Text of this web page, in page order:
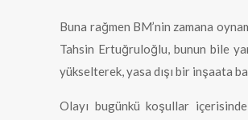
Buna rağmen BM’nin zamana
Tahsin Ertuğruloğlu, bunun bile
yükselterek, yasa dışı bir inşaata
Olayı bugünkü koşullar